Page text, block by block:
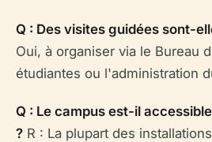
Q : Des visites guidées sont-
Oui, à organiser via le Bureau
étudiantes ou l'administration
Q : Le campus est-il
? R : La plupart des